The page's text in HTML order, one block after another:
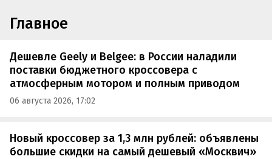
Главное
Дешевле Geely и Belgee: в России наладили
поставки бюджетного кроссовера с
атмосферным мотором и полным приводом
06 августа 2026, 17:02
Новый кроссовер за 1,3 млн рублей: объявлены
большие скидки на самый дешевый «Москвич»